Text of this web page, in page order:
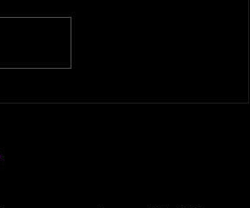
160g. Malgré...